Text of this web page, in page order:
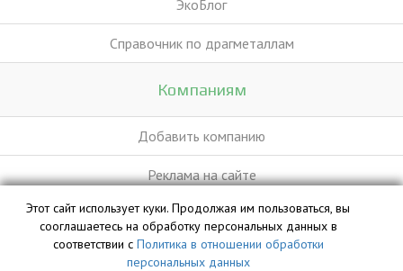
ЭкоБлог
Справочник по драгметаллам
Компаниям
Добавить компанию
Реклама на сайте
База данных сайта vyvoz.org является интеллектуальной
собственностью ООО «Профит» и охраняется законом.
Этот сайт использует куки. Продолжая им пользоваться, вы
сооглашаетесь на обработку персональных данных в
соответствии с Политика в отношении обработки
персональных данных